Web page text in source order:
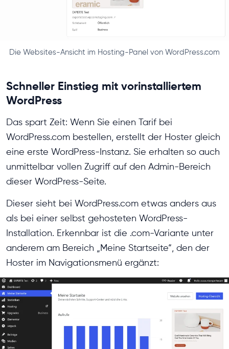
Die Websites-Ansicht im Hosting-Panel von WordPress.com
Schneller Einstieg mit vorinstalliertem
WordPress
Das spart Zeit: Wenn Sie einen Tarif bei
WordPress.com bestellen, erstellt der Hoster gleich
eine erste WordPress-Instanz. Sie erhalten so auch
unmittelbar vollen Zugriff auf den Admin-Bereich
dieser WordPress-Seite.
Dieser sieht bei WordPress.com etwas anders aus
als bei einer selbst gehosteten WordPress-
Installation. Erkennbar ist die .com-Variante unter
anderem am Bereich „Meine Startseite“, den der
Hoster im Navigationsmenü ergänzt: